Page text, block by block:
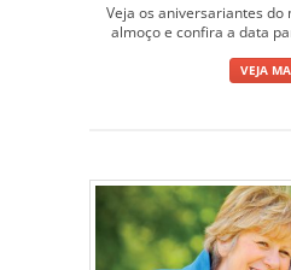
Veja os aniversariantes do
almoço e confira a data
VEJA